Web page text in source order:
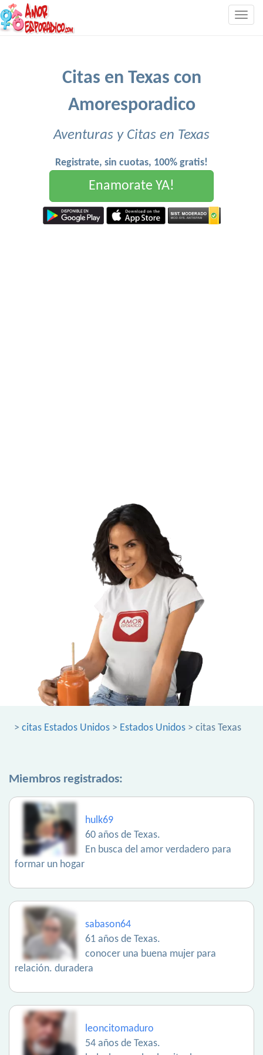
Citas en Texas con
Amoresporadico
Aventuras y Citas en Texas
Registrate, sin cuotas, 100% gratis!
Enamorate YA!
> citas Estados Unidos > Estados Unidos > citas Texas
Miembros registrados:
hulk69
60 años de Texas.
En busca del amor verdadero para
formar un hogar
sabason64
61 años de Texas.
conocer una buena mujer para
relación. duradera
leoncitomaduro
54 años de Texas.